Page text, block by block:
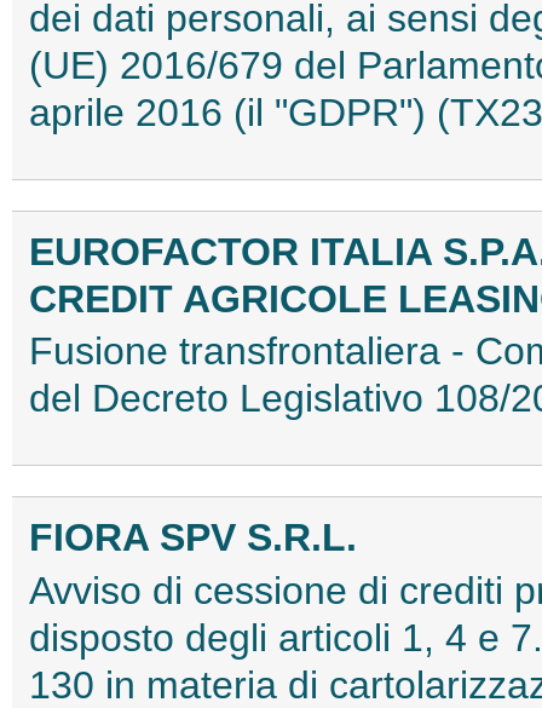
dei dati personali, ai sensi
(UE) 2016/679 del
aprile 2016 (il "GDPR")
EUROFACTOR ITALIA
CREDIT AGRICOLE
Fusione transfrontaliera -
del Decreto Legislativo 108/
FIORA SPV S.R.L.
Avviso di cessione di crediti
disposto degli articoli 1, 4 e
130 in materia di